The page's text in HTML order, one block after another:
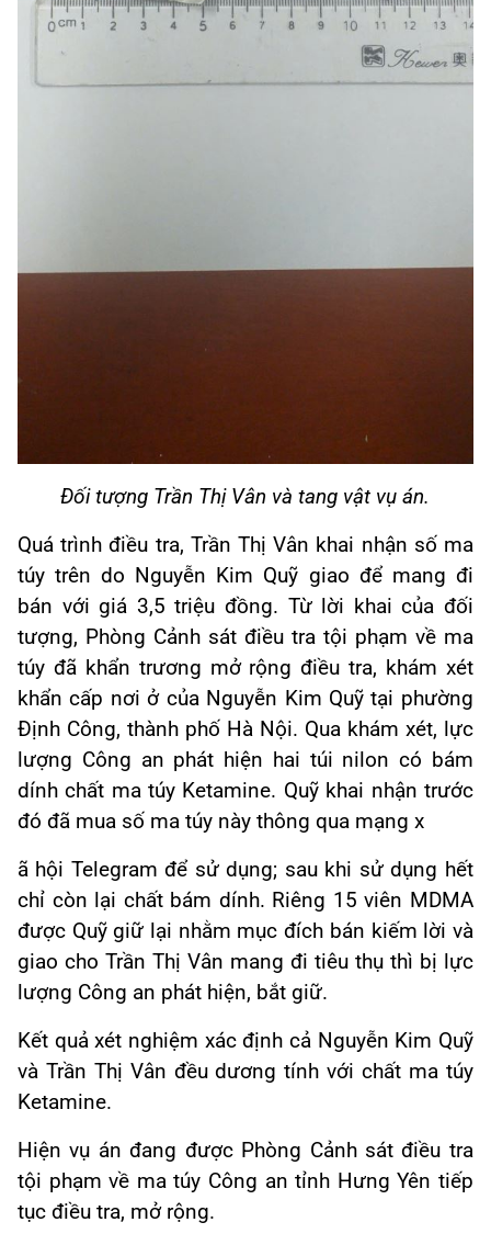
Đối tượng Trần Thị Vân và tang vật vụ án.
Quá trình điều tra, Trần Thị Vân khai nhận số ma
túy trên do Nguyễn Kim Quỹ giao để mang đi
bán với giá 3,5 triệu đồng. Từ lời khai của đối
tượng, Phòng Cảnh sát điều tra tội phạm về ma
túy đã khẩn trương mở rộng điều tra, khám xét
khẩn cấp nơi ở của Nguyễn Kim Quỹ tại phường
Định Công, thành phố Hà Nội. Qua khám xét, lực
lượng Công an phát hiện hai túi nilon có bám
dính chất ma túy Ketamine. Quỹ khai nhận trước
đó đã mua số ma túy này thông qua mạng x
ã hội Telegram để sử dụng; sau khi sử dụng hết
chỉ còn lại chất bám dính. Riêng 15 viên MDMA
được Quỹ giữ lại nhằm mục đích bán kiếm lời và
giao cho Trần Thị Vân mang đi tiêu thụ thì bị lực
lượng Công an phát hiện, bắt giữ.
Kết quả xét nghiệm xác định cả Nguyễn Kim Quỹ
và Trần Thị Vân đều dương tính với chất ma túy
Ketamine.
Hiện vụ án đang được Phòng Cảnh sát điều tra
tội phạm về ma túy Công an tỉnh Hưng Yên tiếp
tục điều tra, mở rộng.